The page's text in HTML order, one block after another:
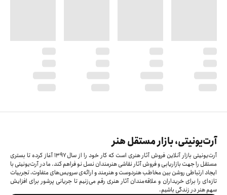
آرت‌یونیتی، بازار مستقل هنر
آرت‌یونیتی بازار آنلاین فروش آثار هنری است که کار خود را از سال ۱۳۹۷ آغاز کرده‌ تا بستری
مستقل را جهت بازاریابی و فروش آثار نقاشی هنرمندان نسل نو فراهم کند. ما در آرت‌یونیتی با
ایجاد ارتباطی روشن بین مخاطب هنردوست و هنرمند و ارائه‌ی سرویس‌های متفاوت، تجربیات
تازه‌ای را برای خریداران و علاقه‌مندان آثار هنری رقم می‌زنیم تا جریانی پرشور برای افزایش
سهم هنر در زندگی باشیم.